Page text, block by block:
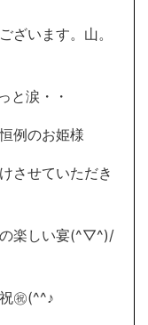
ざいます。山。
と涙・・
例のお姫様
させていただき
の楽しい宴(^▽^)/
㊗(^^♪